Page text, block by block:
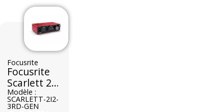
Focusrite
Focusrite
Scarlett 2i2
3rd Gen
Modèle :
SCARLETT-2I2-
3RD-GEN